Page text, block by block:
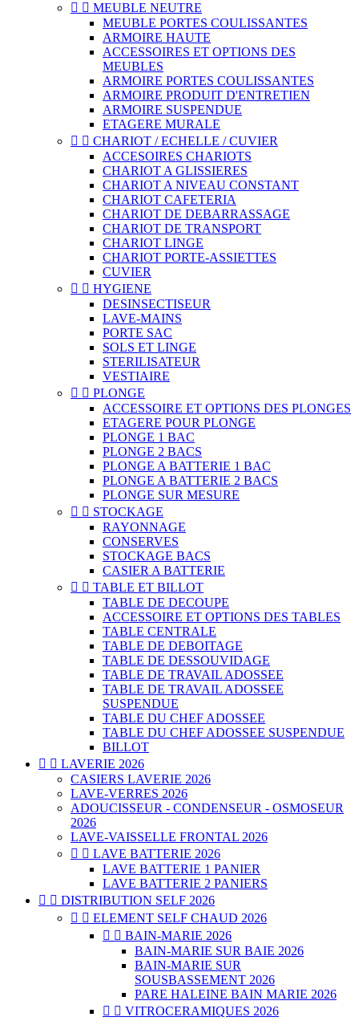
  MEUBLE NEUTRE
MEUBLE PORTES COULISSANTES
ARMOIRE HAUTE
ACCESSOIRES ET OPTIONS DES
MEUBLES
ARMOIRE PORTES COULISSANTES
ARMOIRE PRODUIT D'ENTRETIEN
ARMOIRE SUSPENDUE
ETAGERE MURALE
  CHARIOT / ECHELLE / CUVIER
ACCESOIRES CHARIOTS
CHARIOT A GLISSIERES
CHARIOT A NIVEAU CONSTANT
CHARIOT CAFETERIA
CHARIOT DE DEBARRASSAGE
CHARIOT DE TRANSPORT
CHARIOT LINGE
CHARIOT PORTE-ASSIETTES
CUVIER
  HYGIENE
DESINSECTISEUR
LAVE-MAINS
PORTE SAC
SOLS ET LINGE
STERILISATEUR
VESTIAIRE
  PLONGE
ACCESSOIRE ET OPTIONS DES PLONGES
ETAGERE POUR PLONGE
PLONGE 1 BAC
PLONGE 2 BACS
PLONGE A BATTERIE 1 BAC
PLONGE A BATTERIE 2 BACS
PLONGE SUR MESURE
  STOCKAGE
RAYONNAGE
CONSERVES
STOCKAGE BACS
CASIER A BATTERIE
  TABLE ET BILLOT
TABLE DE DECOUPE
ACCESSOIRE ET OPTIONS DES TABLES
TABLE CENTRALE
TABLE DE DEBOITAGE
TABLE DE DESSOUVIDAGE
TABLE DE TRAVAIL ADOSSEE
TABLE DE TRAVAIL ADOSSEE
SUSPENDUE
TABLE DU CHEF ADOSSEE
TABLE DU CHEF ADOSSEE SUSPENDUE
BILLOT
  LAVERIE 2026
CASIERS LAVERIE 2026
LAVE-VERRES 2026
ADOUCISSEUR - CONDENSEUR - OSMOSEUR
2026
LAVE-VAISSELLE FRONTAL 2026
  LAVE BATTERIE 2026
LAVE BATTERIE 1 PANIER
LAVE BATTERIE 2 PANIERS
  DISTRIBUTION SELF 2026
  ELEMENT SELF CHAUD 2026
  BAIN-MARIE 2026
BAIN-MARIE SUR BAIE 2026
BAIN-MARIE SUR
SOUSBASSEMENT 2026
PARE HALEINE BAIN MARIE 2026
  VITROCERAMIQUES 2026